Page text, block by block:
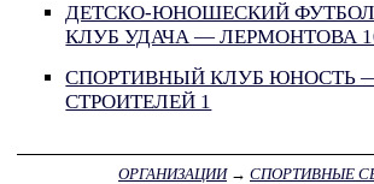
ДЕТСКО-ЮНОШЕСКИЙ
КЛУБ УДАЧА — ЛЕРМОНТОВА
СПОРТИВНЫЙ КЛУБ ЮНОСТЬ —
СТРОИТЕЛЕЙ 1
ОРГАНИЗАЦИИ→ СПОРТИВНЫЕ